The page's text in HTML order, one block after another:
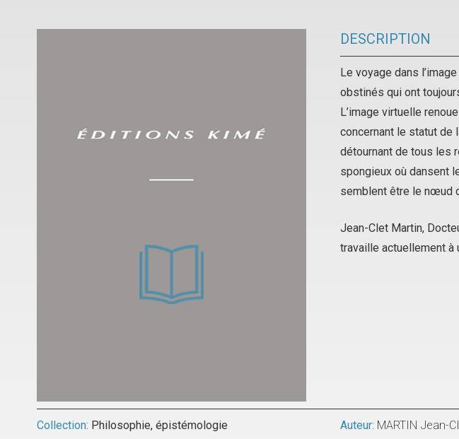
DESCRIPTION
Le voyage dans
obstinés qui ont
L’image virtuelle
concernant le statut de
détournant de tous les
spongieux où dansent
semblent être le nœud
Jean-Clet Martin,
travaille actuellement à
Collection: Philosophie, épistémologie Auteur: MARTIN Jean-